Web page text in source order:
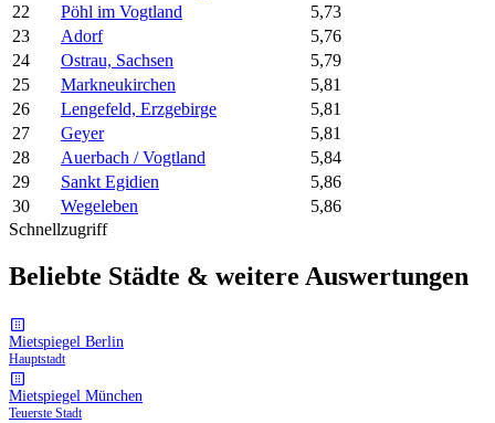
22
Pöhl im Vogtland
5,73
23
Adorf
5,76
24
Ostrau, Sachsen
5,79
25
Markneukirchen
5,81
26
Lengefeld, Erzgebirge
5,81
27
Geyer
5,81
28
Auerbach / Vogtland
5,84
29
Sankt Egidien
5,86
30
Wegeleben
5,86
Schnellzugriff
Beliebte Städte & weitere Auswertungen
Mietspiegel Berlin
Hauptstadt
Mietspiegel München
Teuerste Stadt